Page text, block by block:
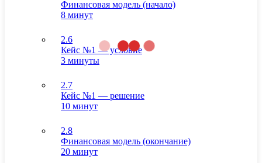
Финансовая модель (начало)
8 минут
2.6
Кейс №1 — условие
3 минуты
2.7
Кейс №1 — решение
10 минут
2.8
Финансовая модель (окончание)
20 минут